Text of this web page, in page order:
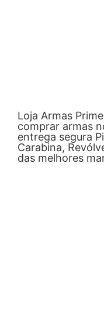
Loja Armas
comprar armas
entrega segura
Carabina,
das melhores